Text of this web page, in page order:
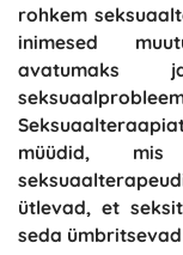
rohkem
inimesed
müüdid,
ütlevad, et
seda